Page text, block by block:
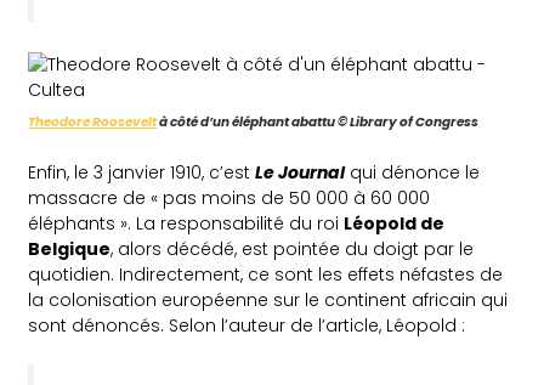
Theodore Rooseveltà côté d’un éléphant abattu ©️ Library of Congress
Enfin, le 3 janvier 1910, c’estLe Journalqui dénonce le
massacre de « pas moins de 50 000 à 60 000
éléphants ». La responsabilité du roi Léopold de
Belgique, alors décédé, est pointée du doigt par le
quotidien. Indirectement, ce sont les effets néfastes de
la colonisation européenne sur le continent africain qui
sont dénoncés. Selon l’auteur de l’article, Léopold :